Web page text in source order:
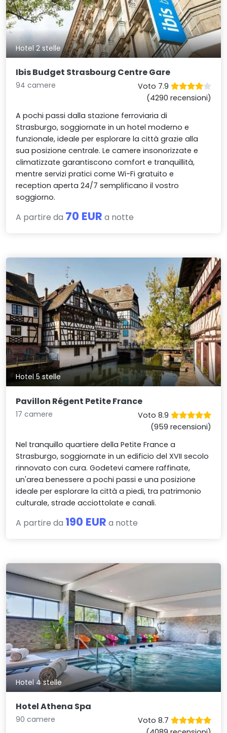
Hotel 2 stelle
Ibis Budget Strasbourg Centre Gare
94 camere
Voto 7.9
(4290 recensioni)
A pochi passi dalla stazione ferroviaria di
Strasburgo, soggiornate in un hotel moderno e
funzionale, ideale per esplorare la città grazie alla
sua posizione centrale. Le camere insonorizzate e
climatizzate garantiscono comfort e tranquillità,
mentre servizi pratici come Wi-Fi gratuito e
reception aperta 24/7 semplificano il vostro
soggiorno.
A partire da 70 EUR a notte
Hotel 5 stelle
Pavillon Régent Petite France
17 camere
Voto 8.9
(959 recensioni)
Nel tranquillo quartiere della Petite France a
Strasburgo, soggiornate in un edificio del XVII secolo
rinnovato con cura. Godetevi camere raffinate,
un'area benessere a pochi passi e una posizione
ideale per esplorare la città a piedi, tra patrimonio
culturale, strade acciottolate e canali.
A partire da 190 EUR a notte
Hotel 4 stelle
Hotel Athena Spa
90 camere
Voto 8.7